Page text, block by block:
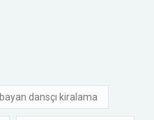
bayan dansçı kiralama